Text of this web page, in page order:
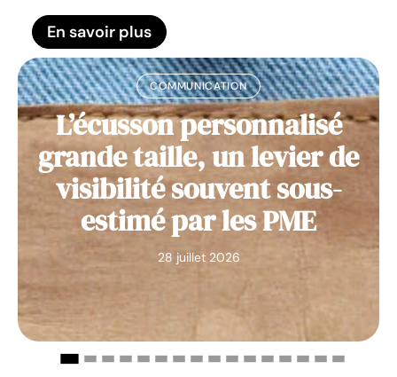
COMMUNICATION
L’écusson personnalisé
grande taille, un levier de
visibilité souvent sous-
estimé par les PME
28 juillet 2026
En savoir plus